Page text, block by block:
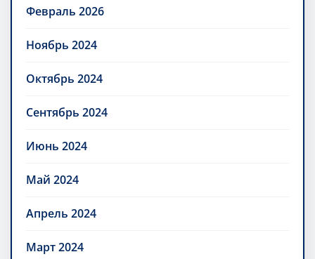
Февраль 2026
Ноябрь 2024
Октябрь 2024
Сентябрь 2024
Июнь 2024
Май 2024
Апрель 2024
Март 2024